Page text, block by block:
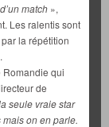
match »,
Les ralentis sont
la répétition
Romandie qui
de
seule vraie star
on en parle.